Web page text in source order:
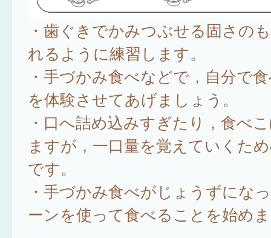
・歯ぐきでかみつぶせる固さの
れるように練習します。
・手づかみ食べなどで，自分で
を体験させてあげましょう。
・口へ詰め込みすぎたり，食べ
ますが，一口量を覚えていくた
です。
・手づかみ食べがじょうずにな
ーンを使って食べることを始め